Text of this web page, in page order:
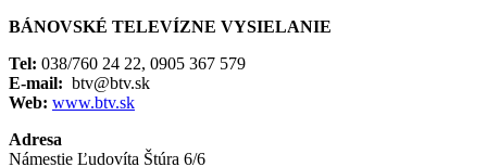
BÁNOVSKÉ TELEVÍZNE VYSIELANIE
Tel: 038/760 24 22, 0905 367 579
E-mail: btv@btv.sk
Web: www.btv.sk
Adresa
Námestie Ľudovíta Štúra 6/6